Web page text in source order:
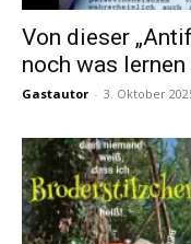
Von dieser
noch was lernen
Gastautor - 3. Oktober